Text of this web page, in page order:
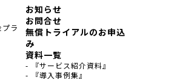
ラ
お知らせ
お問合せ
無償トライアルのお申込
み
資料一覧
- 『サービス紹介資料』
- 『導入事例集』